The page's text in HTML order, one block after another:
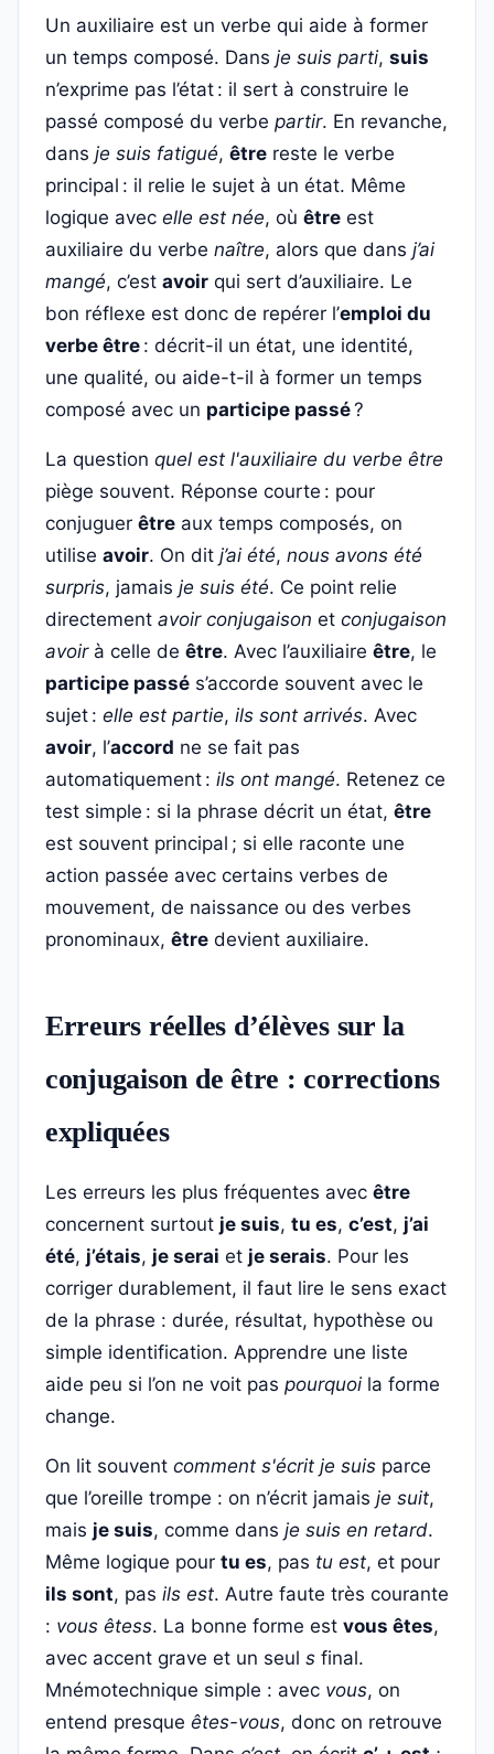
Un auxiliaire est un verbe qui aide à former
un temps composé. Dans je suis parti, suis
n’exprime pas l’état : il sert à construire le
passé composé du verbe partir. En revanche,
dans je suis fatigué, être reste le verbe
principal : il relie le sujet à un état. Même
logique avec elle est née, où être est
auxiliaire du verbe naître, alors que dans j’ai
mangé, c’est avoir qui sert d’auxiliaire. Le
bon réflexe est donc de repérer l’emploi du
verbe être : décrit-il un état, une identité,
une qualité, ou aide-t-il à former un temps
composé avec un participe passé?
La question quel est l'auxiliaire du verbe être
piège souvent. Réponse courte : pour
conjuguer être aux temps composés, on
utilise avoir. On dit j’ai été, nous avons été
surpris, jamais je suis été. Ce point relie
directement avoir conjugaison et conjugaison
avoirà celle de être. Avec l’auxiliaire être, le
participe passé s’accorde souvent avec le
sujet : elle est partie, ils sont arrivés. Avec
avoir, l’accord ne se fait pas
automatiquement : ils ont mangé. Retenez ce
test simple : si la phrase décrit un état, être
est souvent principal ; si elle raconte une
action passée avec certains verbes de
mouvement, de naissance ou des verbes
pronominaux, être devient auxiliaire.
Erreurs réelles d’élèves sur la
conjugaison de être : corrections
expliquées
Les erreurs les plus fréquentes avec être
concernent surtout je suis, tu es, c’est, j’ai
été, j’étais, je serai et je serais. Pour les
corriger durablement, il faut lire le sens exact
de la phrase : durée, résultat, hypothèse ou
simple identification. Apprendre une liste
aide peu si l’on ne voit pas pourquoila forme
change.
On lit souvent comment s'écrit je suis parce
que l’oreille trompe : on n’écrit jamais je suit,
mais je suis, comme dans je suis en retard.
Même logique pour tu es, pas tu est, et pour
ils sont, pas ils est. Autre faute très courante
: vous êtess. La bonne forme est vous êtes,
avec accent grave et un seul s final.
Mnémotechnique simple : avec vous, on
entend presque êtes-vous, donc on retrouve